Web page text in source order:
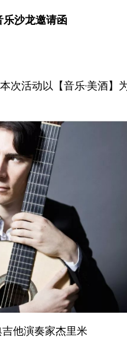
乐沙龙邀请函
次活动以【音乐·美酒】
他演奏家杰里米